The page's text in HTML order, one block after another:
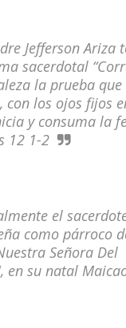
Jefferson Ariza
sacerdotal
la prueba que
con los ojos fijos
y consuma la
12 1-2
el
como párroco
Señora Del
en su natal